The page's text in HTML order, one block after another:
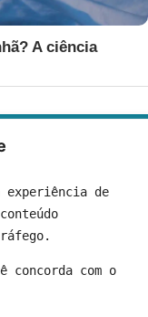
experiência de
concorda com o
A ciência